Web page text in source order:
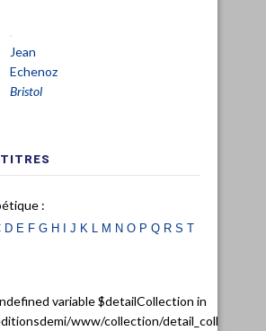
Jean
Echenoz
Bristol
:
d e fg h i j k l m no p q rs t
variable $detailCollection in
www/collection/